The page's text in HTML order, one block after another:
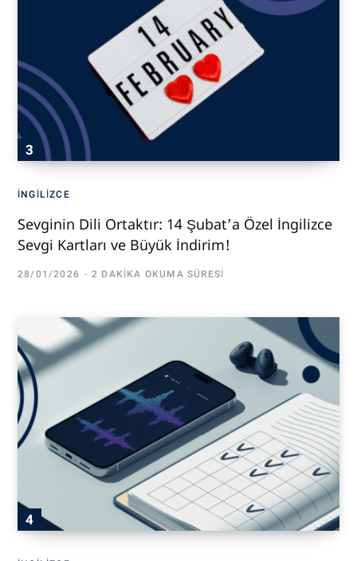
İNGILIZCE
Sevginin Dili Ortaktır: 14 Şubat’a Özel İngilizce
Sevgi Kartları ve Büyük İndirim!
28/01/2026 2 DAKIKA OKUMA SÜRESI